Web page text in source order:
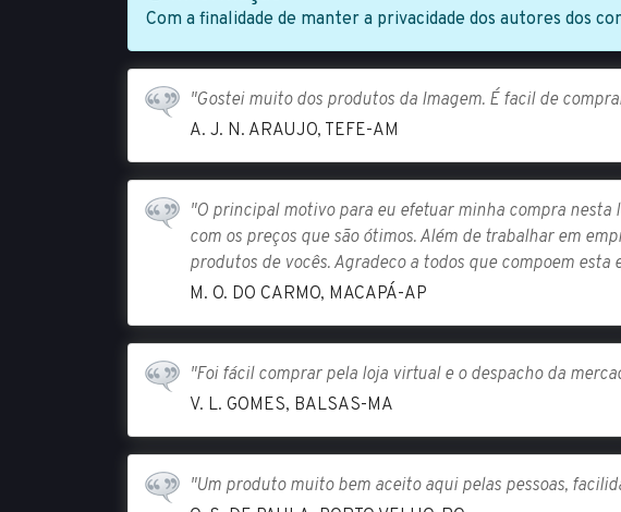
Com a finalidade de manter a privacidade dos autores dos
"Gostei muito dos produtos da Imagem. É facil de
A. J. N. ARAUJO, TEFE-AM
"O principal motivo para eu efetuar minha compra nesta
com os preços que são ótimos. Além de trabalhar em
produtos de vocês. Agradeco a todos que compoem esta
M. O. DO CARMO, MACAPÁ-AP
"Foi fácil comprar pela loja virtual e o despacho da
V. L. GOMES, BALSAS-MA
"Um produto muito bem aceito aqui pelas pessoas,